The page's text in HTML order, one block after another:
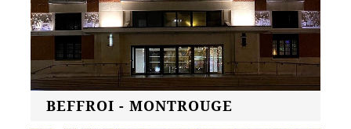
BEFFROI - MONTROUGE